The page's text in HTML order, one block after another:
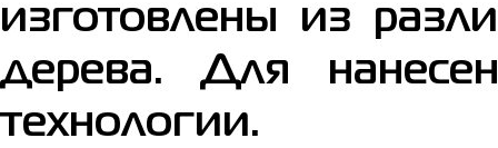
изготовлены из
дерева. Для
технологии.